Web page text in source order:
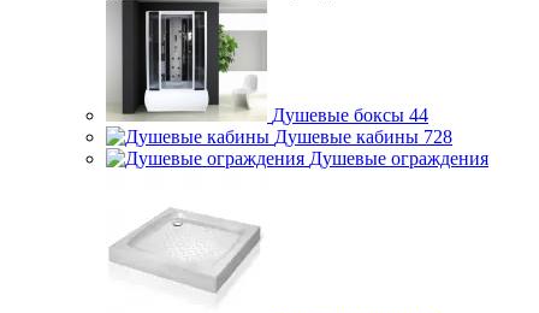
Душевые боксы 44
Душевые кабины 728
Душевые ограждения